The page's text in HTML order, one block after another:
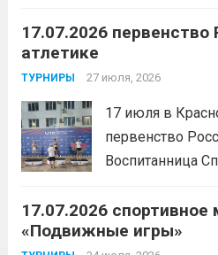
с Анитой
избранных,
физической
17.07.2026 первенство
атлетике
ТУРНИРЫ 27 июля, 2026
17 июля в
первенство
Воспитанница
заняла 1 место
результатом
17.07.2026 спортивное
«Подвижные игры»